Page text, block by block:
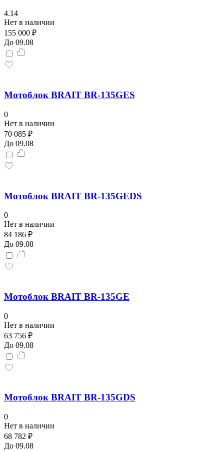
4.14
Нет в наличии
155 000 ₽
До 09.08
Мотоблок BRAIT BR-135GES
0
Нет в наличии
70 085 ₽
До 09.08
Мотоблок BRAIT BR-135GEDS
0
Нет в наличии
84 186 ₽
До 09.08
Мотоблок BRAIT BR-135GE
0
Нет в наличии
63 756 ₽
До 09.08
Мотоблок BRAIT BR-135GDS
0
Нет в наличии
68 782 ₽
До 09.08